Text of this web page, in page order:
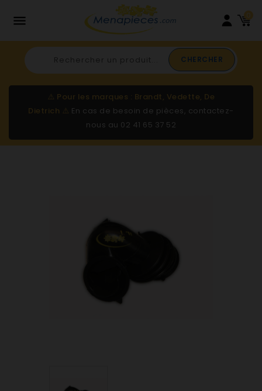
 0
CHERCHER
⚠️ Pour les marques : Brandt, Vedette, De
Dietrich ⚠️ En cas de besoin de pièces, contactez-
nous au 02 41 65 37 52